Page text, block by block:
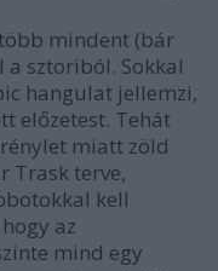
mindent (bár
sztoriból. Sokkal
hangulat jellemzi,
előzetest. Tehát
miatt zöld
Trask terve,
kell
az
mind egy